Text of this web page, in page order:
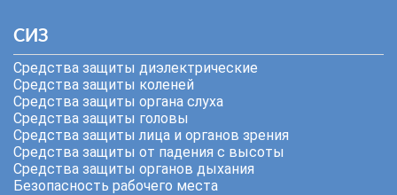
СИЗ
Средства защиты диэлектрические
Средства защиты коленей
Средства защиты органа слуха
Средства защиты головы
Средства защиты лица и органов зрения
Средства защиты от падения с высоты
Средства защиты органов дыхания
Безопасность рабочего места